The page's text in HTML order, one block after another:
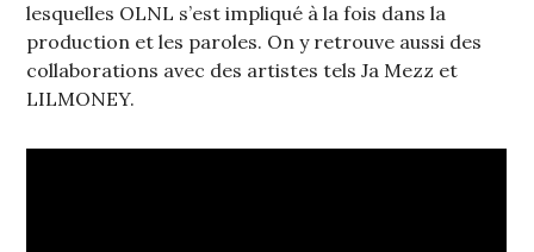
lesquelles OLNL s’est impliqué à la fois dans la
production et les paroles. On y retrouve aussi des
collaborations avec des artistes tels Ja Mezz et
LILMONEY.